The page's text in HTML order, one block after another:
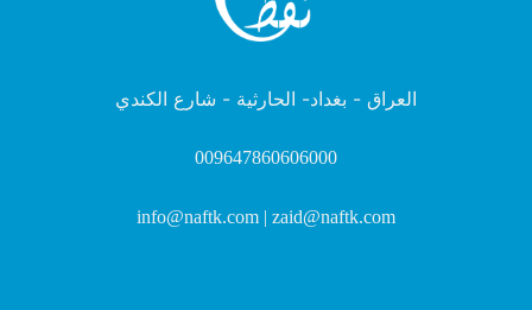
العراق - بغداد- الحارثية - شارع الكندي
009647860606000
info@naftk.com | zaid@naftk.com